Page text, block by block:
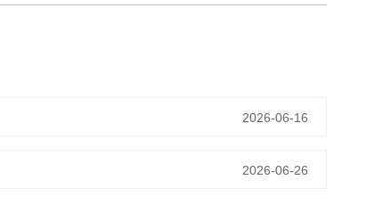
2026-06-16
2026-06-26